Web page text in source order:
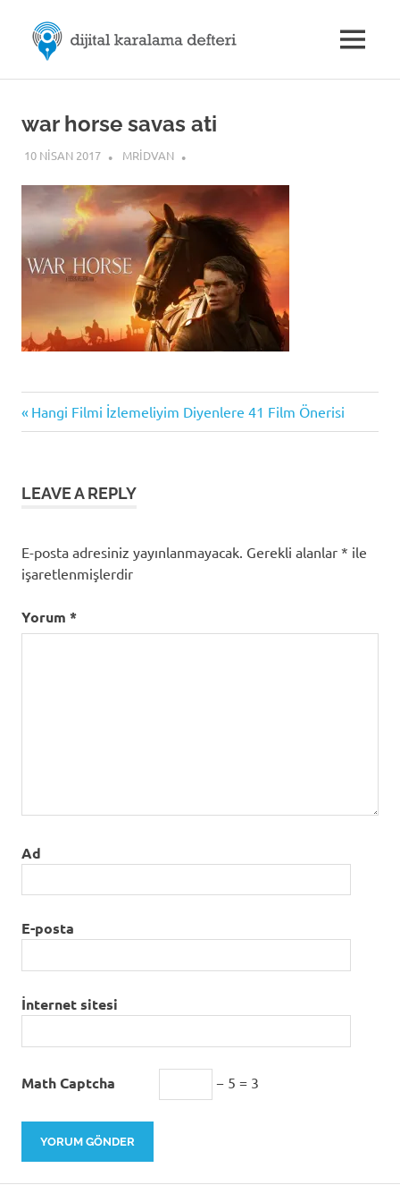
content
M.Rıdvan
ÖZDEMİR
İletişim
MENU
war horse savas ati
10 NISAN 2017 MRIDVAN
Yazı
Previous
Post:
Hangi Filmi İzlemeliyim Diyenlere 41 Film Önerisi
LEAVE A REPLY
E-posta adresiniz yayınlanmayacak. Gerekli alanlar * ile
işaretlenmişlerdir
Yorum *
Ad
E-posta
İnternet sitesi
Math Captcha − 5 = 3